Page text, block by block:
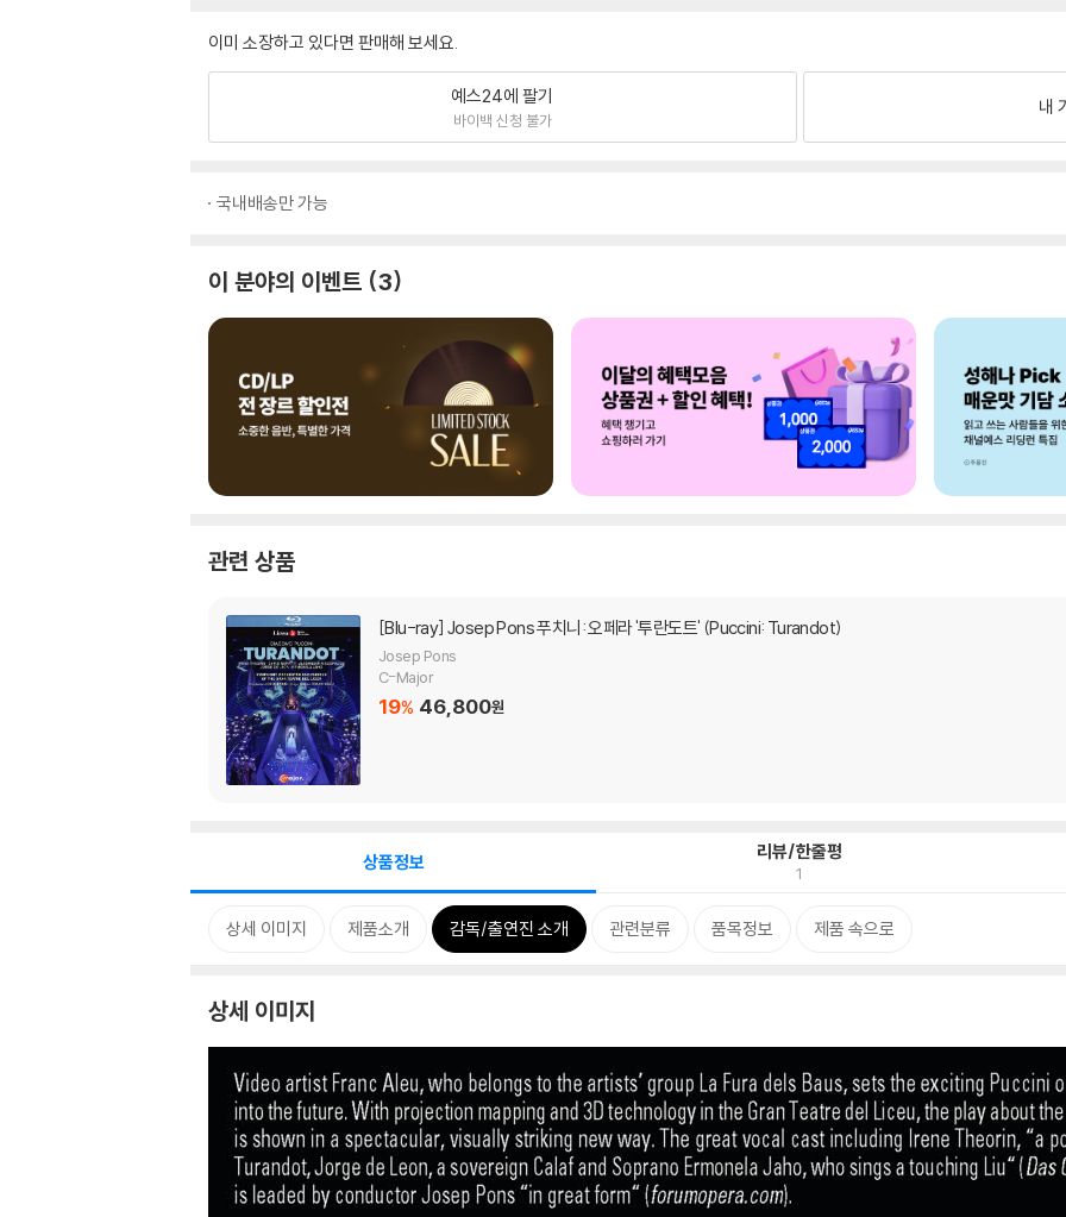
이미 소장하고 있다면 판매해 보세요.
예스24에 팔기
바이백 신청 불가
내
국내배송만 가능
이 분야의 이벤트 3
관련 상품
[Blu-ray] Josep Pons 푸치니: 오페라 '투란도트' (Puccini: Turandot)
Josep Pons
C-Major
19% 46,800원
상품정보 리뷰/한줄평
1
상세 이미지 제품소개 감독/출연진 소개 관련분류 품목정보 제품 속으로
상세 이미지